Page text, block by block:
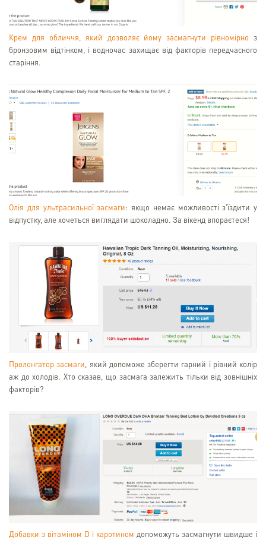
Крем для обличчя, який дозволяє йому засмагнути рівномірно з
бронзовим відтінком, і водночас захищає від факторів передчасного
старіння.
Олія для ультрасильної засмаги: якщо немає можливості з'їздити у
відпустку, але хочеться виглядати шоколадно. За вікенд впораєтеся!
Пролонгатор засмаги, який допоможе зберегти гарний і рівний колір
аж до холодів. Хто сказав, що засмага залежить тільки від зовнішніх
факторів?
Добавки з вітаміном D і каротином допоможуть засмагнути швидше і